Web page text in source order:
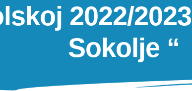
2022/
Sokolje “